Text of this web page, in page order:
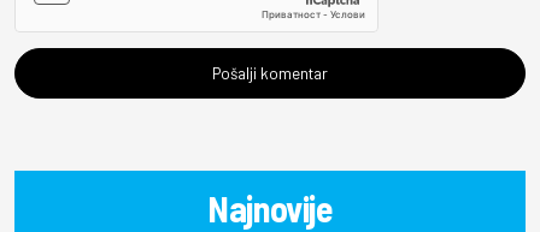
Pošalji komentar
Najnovije